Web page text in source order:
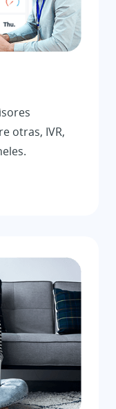
otras, IVR,